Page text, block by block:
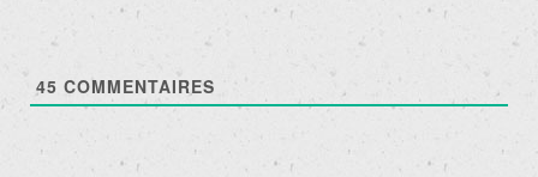
45 COMMENTAIRES